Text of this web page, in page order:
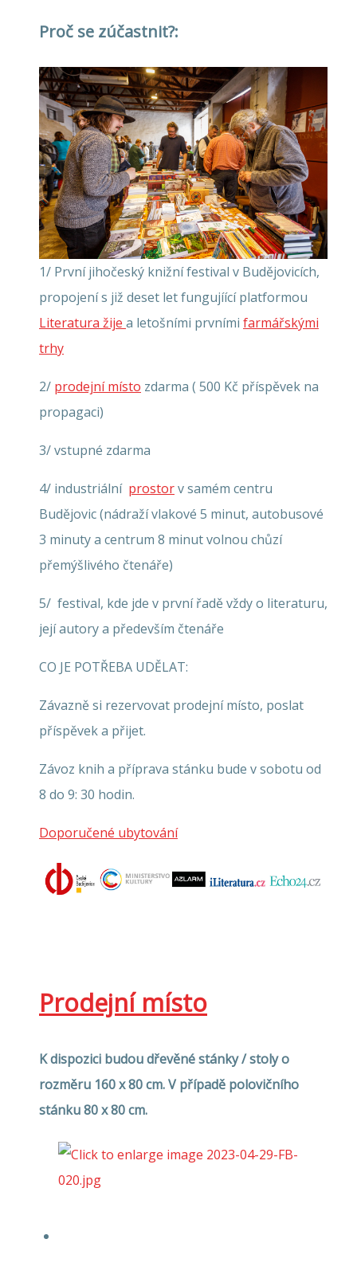
Proč se zúčastnit?:
1/ První jihočeský knižní festival v Budějovicích,
propojení s již deset let fungujíící platformou
Literatura žije a letošními prvními farmářskými
trhy
2/ prodejní místo zdarma ( 500 Kč příspěvek na
propagaci)
3/ vstupné zdarma
4/ industriální prostorv samém centru
Budějovic (nádraží vlakové 5 minut, autobusové
3 minuty a centrum 8 minut volnou chůzí
přemýšlivého čtenáře)
5/ festival, kde jde v první řadě vždy o literaturu,
její autory a především čtenáře
CO JE POTŘEBA UDĚLAT:
Závazně si rezervovat prodejní místo, poslat
příspěvek a přijet.
Závoz knih a příprava stánku bude v sobotu od
8 do 9: 30 hodin.
Doporučené ubytování
Prodejní místo
K dispozici budou dřevěné stánky / stoly o
rozměru 160 x 80 cm. V případě polovičního
stánku 80 x 80 cm.